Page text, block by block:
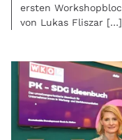
ersten
von Lukas Fliszar […]